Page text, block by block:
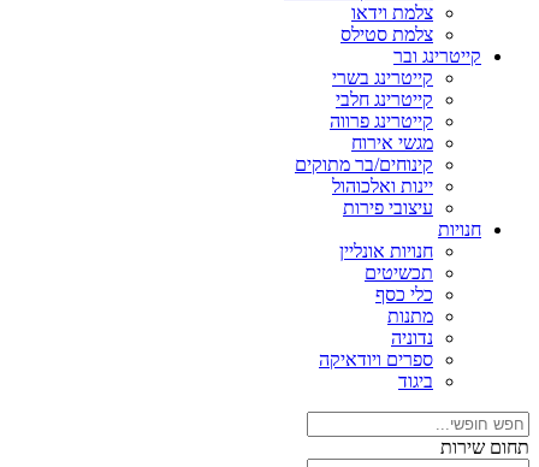
צלמת וידאו
צלמת סטילס
קייטרינג ובר
קייטרינג בשרי
קייטרינג חלבי
קייטרינג פרווה
מגשי אירוח
קינוחים/בר מתוקים
יינות ואלכוהול
עיצובי פירות
חנויות
חנויות אונליין
תכשיטים
כלי כסף
מתנות
נדוניה
ספרים ויודאיקה
ביגוד
תחום שירות